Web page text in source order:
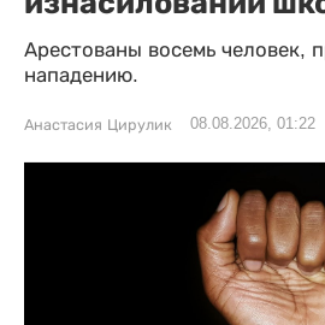
Арестованы восемь человек,
нападению.
Анастасия Цирулик 08.08.2026, 01:22